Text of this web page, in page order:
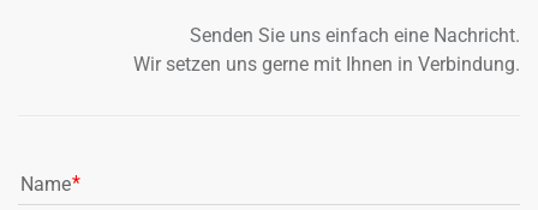
Senden Sie uns einfach eine Nachricht.
Wir setzen uns gerne mit Ihnen in Verbindung.
Name